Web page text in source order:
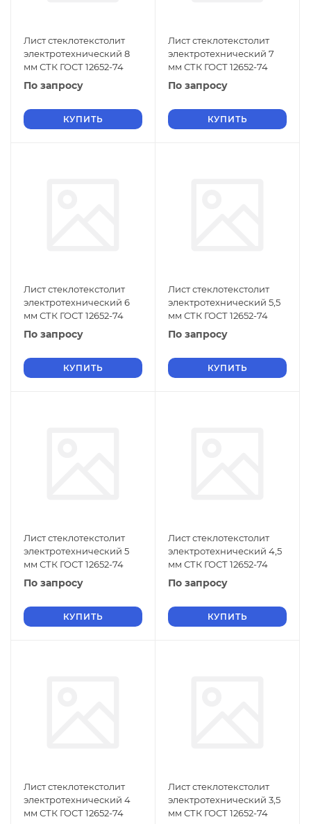
Лист стеклотекстолит
электротехнический 8
мм СТК ГОСТ 12652-74
По запросу
КУПИТЬ
Лист стеклотекстолит
электротехнический 7
мм СТК ГОСТ 12652-74
По запросу
КУПИТЬ
Лист стеклотекстолит
электротехнический 6
мм СТК ГОСТ 12652-74
По запросу
КУПИТЬ
Лист стеклотекстолит
электротехнический 5,5
мм СТК ГОСТ 12652-74
По запросу
КУПИТЬ
Лист стеклотекстолит
электротехнический 5
мм СТК ГОСТ 12652-74
По запросу
КУПИТЬ
Лист стеклотекстолит
электротехнический 4,5
мм СТК ГОСТ 12652-74
По запросу
КУПИТЬ
Лист стеклотекстолит
электротехнический 4
мм СТК ГОСТ 12652-74
Лист стеклотекстолит
электротехнический 3,5
мм СТК ГОСТ 12652-74